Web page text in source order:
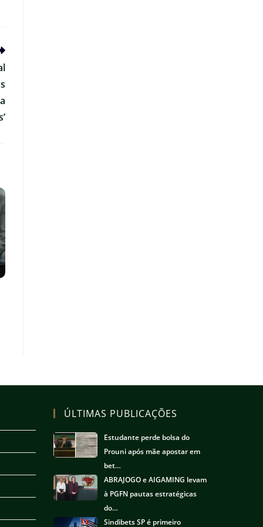
ÚLTIMAS PUBLICAÇÕES
Estudante perde bolsa do
Prouni após mãe apostar em
bet…
ABRAJOGO e AIGAMING levam
à PGFN pautas estratégicas
do…
Sindibets SP é primeiro